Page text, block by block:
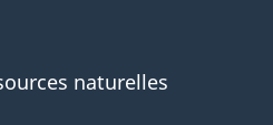
naturelles